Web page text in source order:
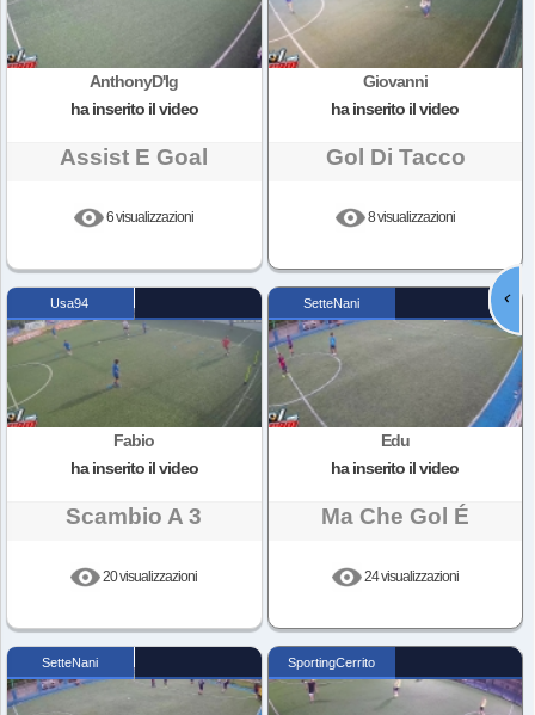
AnthonyD'Ig
ha inserito il video
Assist E Goal
6 visualizzazioni
Giovanni
ha inserito il video
Gol Di Tacco
8 visualizzazioni
Usa94
Fabio
ha inserito il video
Scambio A 3
20 visualizzazioni
SetteNani
Edu
ha inserito il video
Ma Che Gol É
24 visualizzazioni
SetteNani SportingCerrito
